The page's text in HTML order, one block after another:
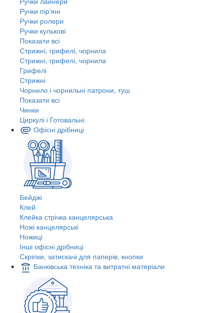
Ручки пір'яні
Ручки ролери
Ручки кулькові
Показати всі
Стрижні, грифелі, чорнила
Стрижні, грифелі, чорнила
Грифелі
Стрижні
Чорнило і чорнильні патрони, туш
Показати всі
Чинки
Циркулі і Готовальні
Офісні дрібниці
Бейджі
Клей
Клейка стрічка канцелярська
Ножі канцелярські
Ножиці
Інші офісні дрібниці
Скріпки, затискачі для паперів, кнопки
Банківська техніка та витратні матеріали